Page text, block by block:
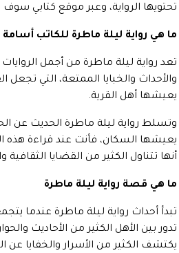
تحتويها الرواية، وعبر موقع كتابي سوف
ما هي رواية ليلة ماطرة للكاتب
تعد رواية ليلة ماطرة من أجمل
والأحداث والخبايا الممتعة، التي
يعيشها أهل القرية.
وتسلط رواية ليلة ماطرة الحديث عن
يعيشها السكان، فأنت عند قراءة هذه
أنها تتناول الكثير من القضايا الثقافية
ما هي قصة رواية ليلة ماطرة
تبدأ أحداث رواية ليلة ماطرة عندما
تدور بين الأهل الكثير من الأحاديث
يكتشف الكثير من الأسرار والخفايا